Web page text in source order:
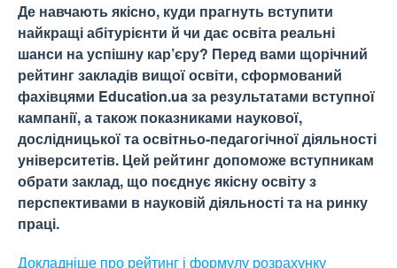
Де навчають якісно, куди прагнуть вступити
найкращі абітурієнти й чи дає освіта реальні
шанси на успішну кар’єру? Перед вами щорічний
рейтинг закладів вищої освіти, сформований
фахівцями Education.ua за результатами вступної
кампанії, а також показниками наукової,
дослідницької та освітньо-педагогічної діяльності
університетів. Цей рейтинг допоможе вступникам
обрати заклад, що поєднує якісну освіту з
перспективами в науковій діяльності та на ринку
праці.
Докладніше про рейтинг і формулу розрахунку